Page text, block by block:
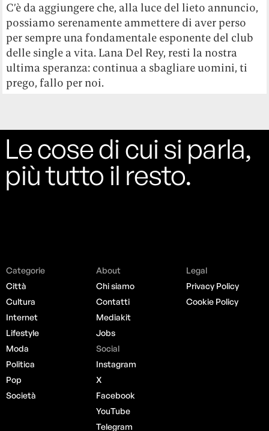
C’è da aggiungere che, alla luce del lieto annuncio,
possiamo serenamente ammettere di aver perso
per sempre una fondamentale esponente del club
delle single a vita. Lana Del Rey, resti la nostra
ultima speranza: continua a sbagliare uomini, ti
prego, fallo per noi.
Le cose di cui si parla,
più tutto il resto.
Categorie
Città
Cultura
Internet
Lifestyle
Moda
Politica
Pop
Società
About
Chi siamo
Contatti
Mediakit
Jobs
Social
Instagram
X
Facebook
YouTube
Telegram
Legal
Privacy Policy
Cookie Policy